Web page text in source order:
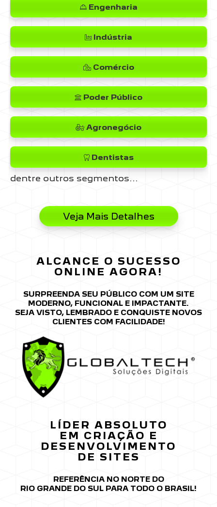
Engenharia
Indústria
Comércio
Poder Público
Agronegócio
Dentistas
dentre outros segmentos...
Veja Mais Detalhes
ALCANCE O SUCESSO
ONLINE AGORA!
SURPREENDA SEU PÚBLICO COM UM SITE
MODERNO, FUNCIONAL E IMPACTANTE.
SEJA VISTO, LEMBRADO E CONQUISTE NOVOS
CLIENTES COM FACILIDADE!
LÍDER ABSOLUTO
EM CRIAÇÃO E
DESENVOLVIMENTO
DE SITES
REFERÊNCIA NO NORTE DO
RIO GRANDE DO SUL PARA TODO O BRASIL!